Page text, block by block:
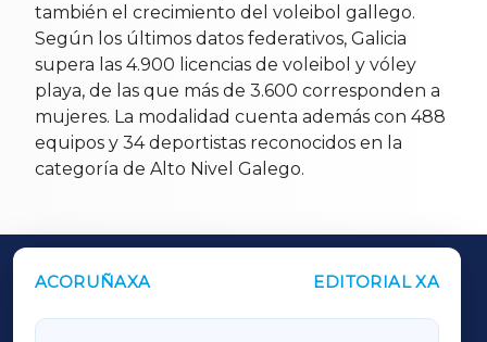
también el crecimiento del voleibol gallego.
Según los últimos datos federativos, Galicia
supera las 4.900 licencias de voleibol y vóley
playa, de las que más de 3.600 corresponden a
mujeres. La modalidad cuenta además con 488
equipos y 34 deportistas reconocidos en la
categoría de Alto Nivel Galego.
ACORUÑAXA EDITORIAL XA
OUTROS PERIÓDICOS